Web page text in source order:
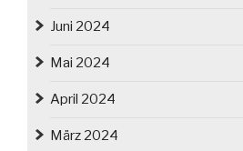
Juni 2024
Mai 2024
April 2024
März 2024